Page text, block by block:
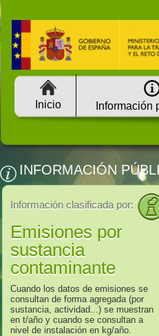
Inicio Información
INFORMACIÓN
Información clasificada por:
Emisiones por
sustancia
contaminante
Cuando los datos de emisiones se
consultan de forma agregada (por
sustancia, actividad...) se muestran
en t/año y cuando se consultan a
nivel de instalación en kg/año.